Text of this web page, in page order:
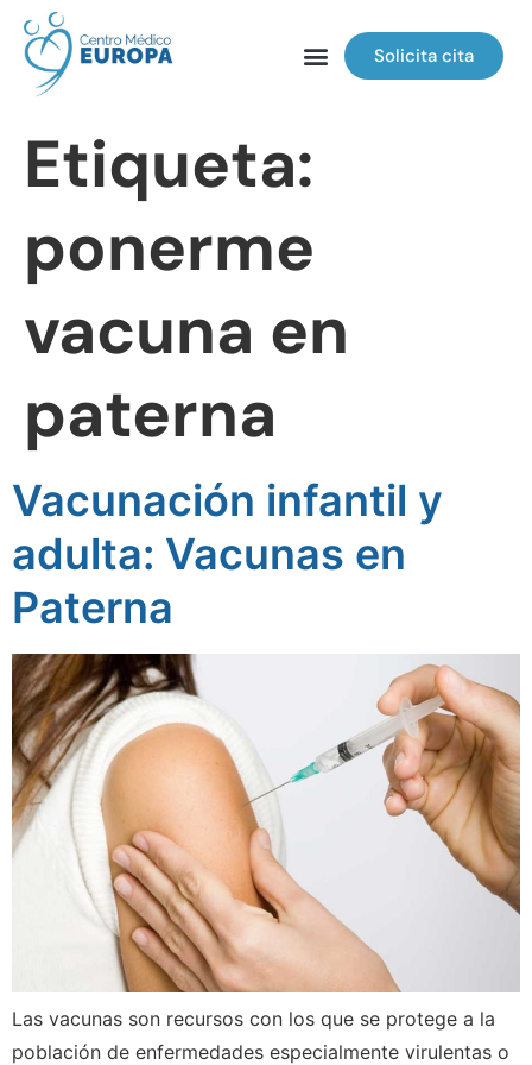
Solicita cita
Etiqueta:
ponerme
vacuna en
paterna
Vacunación infantil y
adulta: Vacunas en
Paterna
Las vacunas son recursos con los que se protege a la
población de enfermedades especialmente virulentas o